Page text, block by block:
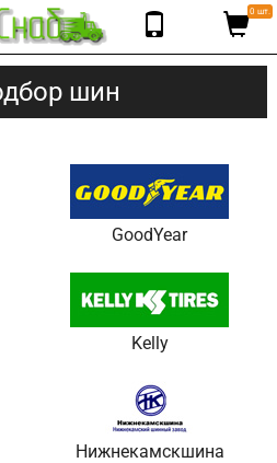
0 шт.
шин
GoodYear
Kelly
Нижнекамскшина